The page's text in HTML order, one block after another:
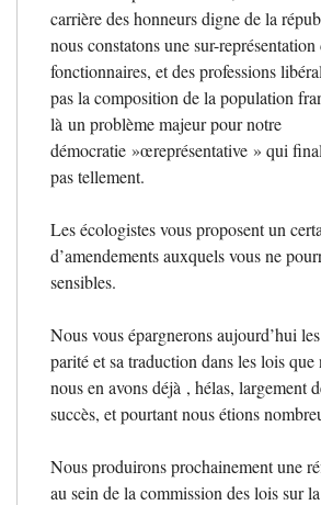
carrière des honneurs digne de la
nous constatons une sur-représentation
fonctionnaires, et des professions
pas la composition de la population
là un problème majeur pour notre
démocratie »œreprésentative » qui
pas tellement.
Les écologistes vous proposent un
d’amendements auxquels vous ne
sensibles.
Nous vous épargnerons aujourd’hui
parité et sa traduction dans les lois que
nous en avons déjà , hélas, largement
succès, et pourtant nous étions
Nous produirons prochainement une
au sein de la commission des lois sur